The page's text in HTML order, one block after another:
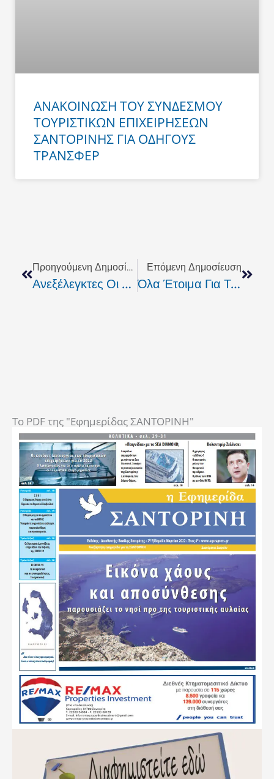
ΑΝΑΚΟΙΝΩΣΗ ΤΟΥ ΣΥΝΔΕΣΜΟΥ
ΤΟΥΡΙΣΤΙΚΩΝ ΕΠΙΧΕΙΡΗΣΕΩΝ
ΣΑΝΤΟΡΙΝΗΣ ΓΙΑ ΟΔΗΓΟΥΣ
ΤΡΑΝΣΦΕΡ
Προηγούμενη Δημοσίευση
Ανεξέλεγκτες Οι Τράτες Καταστρέφουν Το Βυθό Του Ρεθύμνου
Επόμενη Δημοσίευση
Όλα Έτοιμα Για Τη Διοργάνωση Των Πανελλήνιων Φοιτητικών Πρωταθλημάτων Ατομικών Αγωνισμάτων
To PDF της "Εφημερίδας ΣΑΝΤΟΡΙΝΗ"